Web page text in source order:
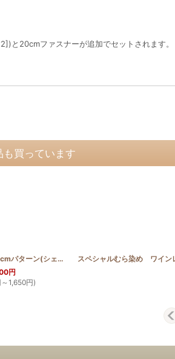
と20cmファスナーが追加でセットされます。
買っています
45cm or 50cmパターン(シェル) PATTERN_T50_SHE]
円
～1,650円)